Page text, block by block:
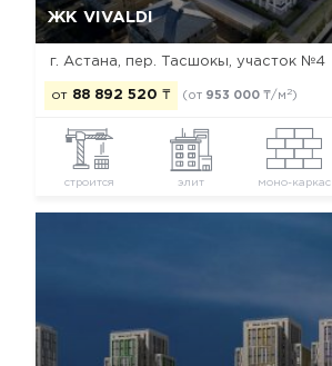
ЖК VIVALDI
г. Астана, пер. Тасшокы, участок №4
от 88 892 520 ₸ (от 953 000 ₸/м 2)
строится элит моно-каркас